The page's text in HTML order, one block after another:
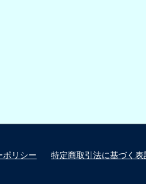
ポリシー 特定商取引法に基づく表